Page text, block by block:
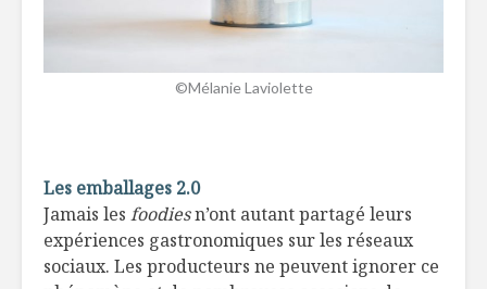
©Mélanie Laviolette
Les emballages 2.0
Jamais les foodiesn’ont autant partagé leurs
expériences gastronomiques sur les réseaux
sociaux. Les producteurs ne peuvent ignorer ce